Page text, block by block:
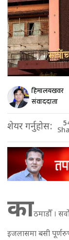
हिमालयखवर
संवाददाता
शेयर गर्नुहोस:
काठमाडौँ ।
इजलासमा बसी